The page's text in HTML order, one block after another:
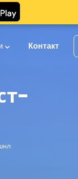
Контакт